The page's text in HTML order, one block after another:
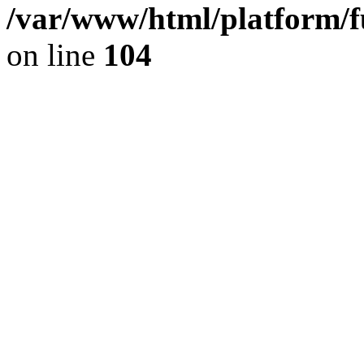
/var/www/html/platform/
on line 104